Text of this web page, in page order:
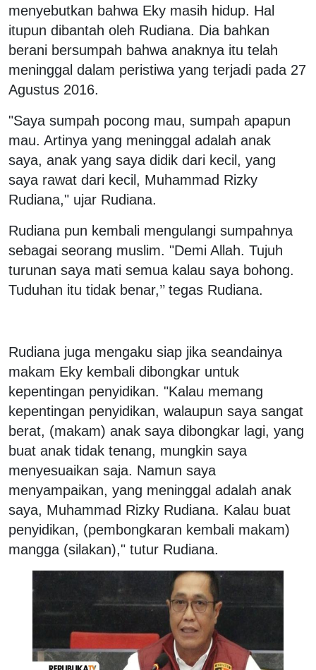
menyebutkan bahwa Eky masih hidup. Hal
itupun dibantah oleh Rudiana. Dia bahkan
berani bersumpah bahwa anaknya itu telah
meninggal dalam peristiwa yang terjadi pada 27
Agustus 2016.
"Saya sumpah pocong mau, sumpah apapun
mau. Artinya yang meninggal adalah anak
saya, anak yang saya didik dari kecil, yang
saya rawat dari kecil, Muhammad Rizky
Rudiana," ujar Rudiana.
Rudiana pun kembali mengulangi sumpahnya
sebagai seorang muslim. "Demi Allah. Tujuh
turunan saya mati semua kalau saya bohong.
Tuduhan itu tidak benar,’’ tegas Rudiana.
Rudiana juga mengaku siap jika seandainya
makam Eky kembali dibongkar untuk
kepentingan penyidikan. "Kalau memang
kepentingan penyidikan, walaupun saya sangat
berat, (makam) anak saya dibongkar lagi, yang
buat anak tidak tenang, mungkin saya
menyesuaikan saja. Namun saya
menyampaikan, yang meninggal adalah anak
saya, Muhammad Rizky Rudiana. Kalau buat
penyidikan, (pembongkaran kembali makam)
mangga (silakan)," tutur Rudiana.